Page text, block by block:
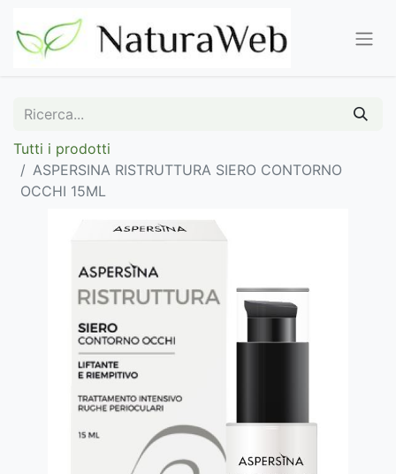
Tutti i prodotti
ASPERSINA RISTRUTTURA SIERO CONTORNO
OCCHI 15ML